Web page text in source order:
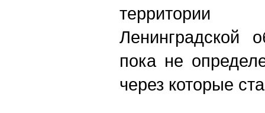
Ленинградской
пока не
через которые